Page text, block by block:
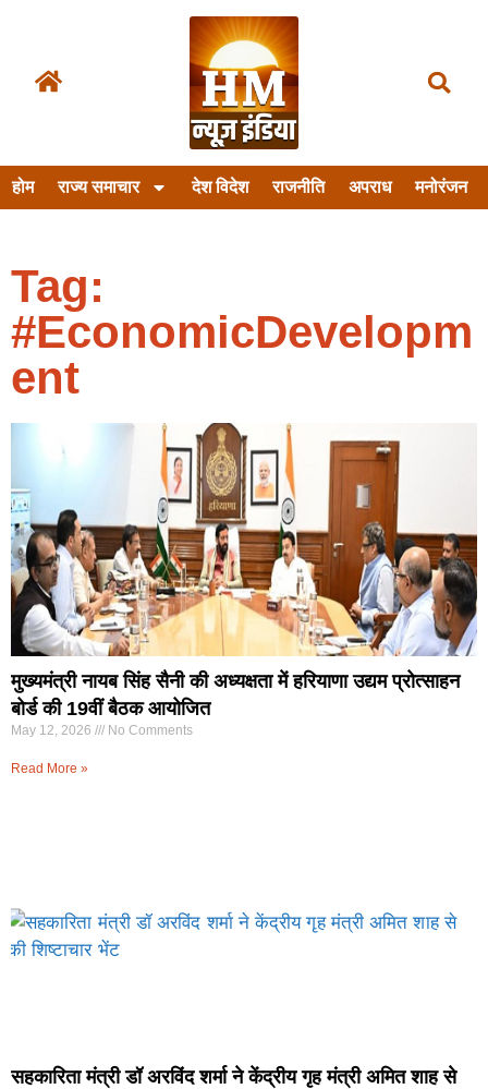
होम राज्य समाचार देश विदेश राजनीति अपराध मनोरंजन
Tag:
#EconomicDevelopm
ent
मुख्यमंत्री नायब सिंह सैनी की अध्यक्षता में हरियाणा उद्यम प्रोत्साहन
बोर्ड की 19वीं बैठक आयोजित
May 12, 2026 No Comments
Read More »
सहकारिता मंत्री डॉ अरविंद शर्मा ने केंद्रीय गृह मंत्री अमित शाह से